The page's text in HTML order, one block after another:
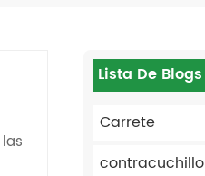
Lista De Blogs
Carrete
contracuchillo